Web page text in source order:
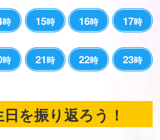
時 15時 16時 17時
時 21時 22時 23時
を振り返ろう！